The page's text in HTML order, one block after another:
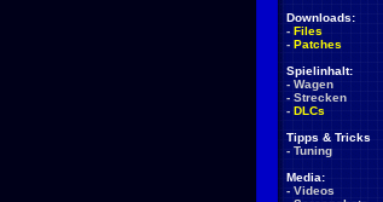
Downloads:
- Files
- Patches
Spielinhalt:
- Wagen
- Strecken
- DLCs
Tipps & Tricks
- Tuning
Media:
- Videos